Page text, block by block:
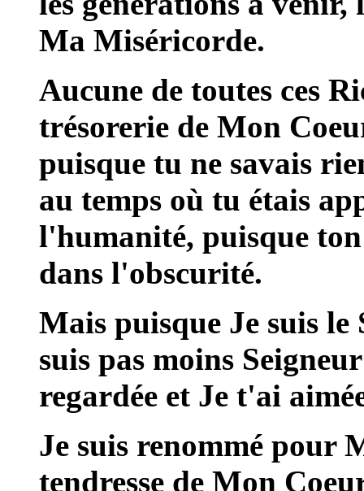
Ma Miséricorde.
Aucune de toutes ces
trésorerie de Mon
puisque tu ne savais
au temps où tu étais
l'humanité, puisque
dans l'obscurité.
Mais puisque Je suis le
suis pas moins
regardée et Je t'ai
Je suis renommé pour
tendresse de Mon